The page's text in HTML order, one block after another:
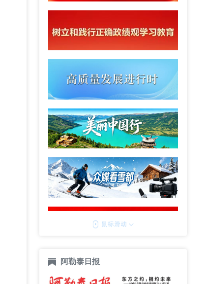
阿勒泰日报